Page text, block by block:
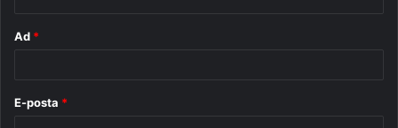
Ad *
E-posta *